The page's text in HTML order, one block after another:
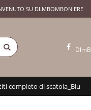
SU DLMBOMBONIERE
completo di scatola_Blu